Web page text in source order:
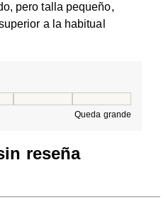
pero talla pequeño,
a la habitual
Queda grande
reseña